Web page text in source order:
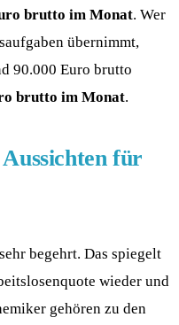
brutto im Monat. Wer
übernimmt,
90.000 Euro brutto
brutto im Monat.
für
sehr begehrt. Das spiegelt
wieder und
gehören zu den